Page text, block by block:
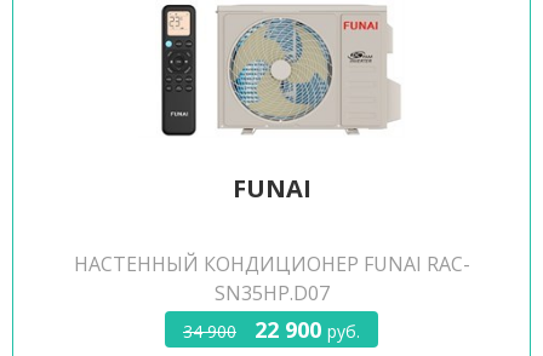
FUNAI
НАСТЕННЫЙ КОНДИЦИОНЕР FUNAI RAC-
SN35HP.D07
34 900 22 900 руб.